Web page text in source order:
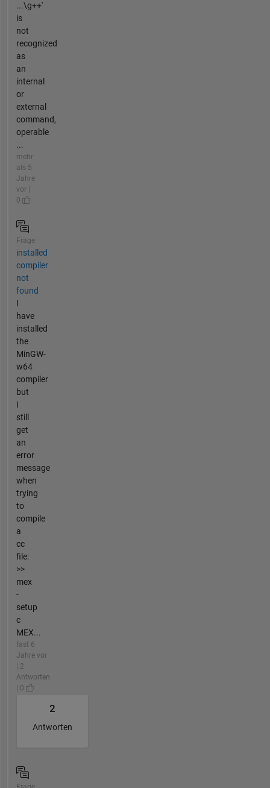
...\g++'
is
not
recognized
as
an
internal
or
external
command,
operable
...
mehr
als 5
Jahre
vor |
0
Frage
installed
compiler
not
found
I
have
installed
the
MinGW-
w64
compiler
but
I
still
get
an
error
message
when
trying
to
compile
a
cc
file:
>>
mex
-
setup
c
MEX...
fast 6
Jahre vor
| 2
Antworten
| 0
2
Antworten